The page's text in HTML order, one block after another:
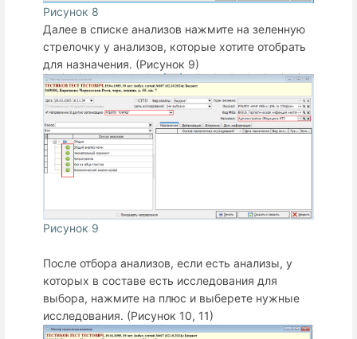
Рисунок 8
Далее в списке анализов нажмите на зеленную
стрелочку у анализов, которые хотите отобрать
для назначения. (Рисунок 9)
Рисунок 9
После отбора анализов, если есть анализы, у
которых в составе есть исследования для
выбора, нажмите на плюс и выберете нужные
исследования. (Рисунок 10, 11)